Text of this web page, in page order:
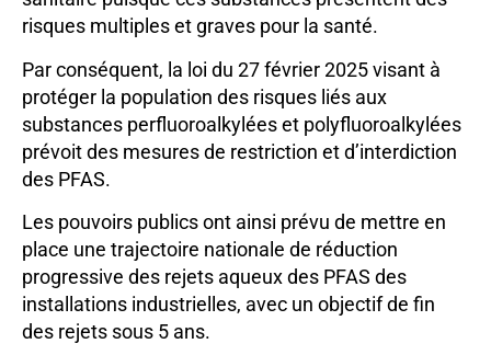
risques multiples et graves pour la santé.
Par conséquent, la loi du 27 février 2025 visant à
protéger la population des risques liés aux
substances perfluoroalkylées et polyfluoroalkylées
prévoit des mesures de restriction et d’interdiction
des PFAS.
Les pouvoirs publics ont ainsi prévu de mettre en
place une trajectoire nationale de réduction
progressive des rejets aqueux des PFAS des
installations industrielles, avec un objectif de fin
des rejets sous 5 ans.